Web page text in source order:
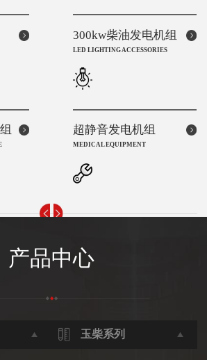
300kw柴油发电机组
LED LIGHTING ACCESSORIES
超静音发电机组
MEDICAL EQUIPMENT
产品中心
玉柴系列